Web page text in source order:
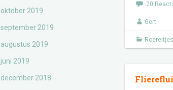
oktober 2019
september 2019
augustus 2019
juni 2019
december 2018
20
Gert
Roereitjes